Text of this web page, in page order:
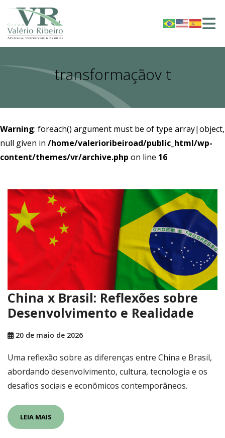
transformaçãov t
Warning: foreach() argument must be of type array|object,
null given in /home/valerioribeiroad/public_html/wp-
content/themes/vr/archive.php on line 16
China x Brasil: Reflexões sobre
Desenvolvimento e Realidade
20 de maio de 2026
Uma reflexão sobre as diferenças entre China e Brasil,
abordando desenvolvimento, cultura, tecnologia e os
desafios sociais e econômicos contemporâneos.
LEIA MAIS